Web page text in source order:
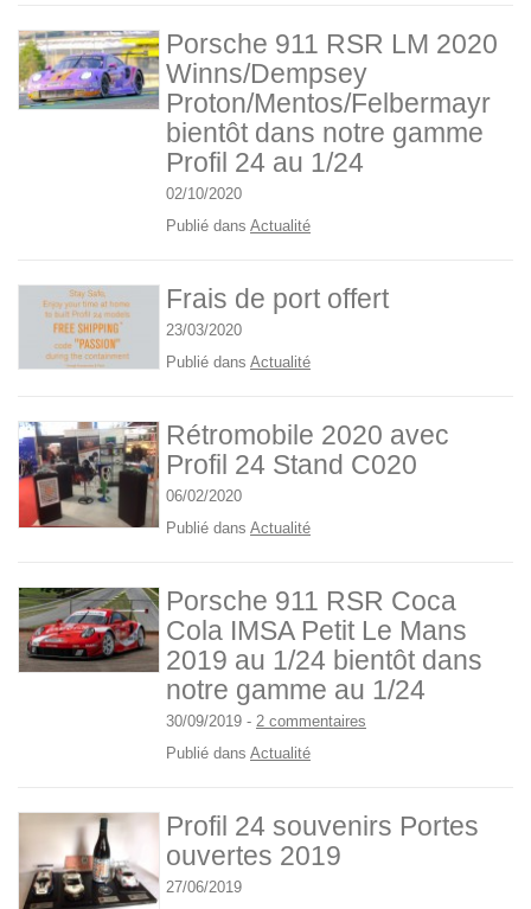
Porsche 911 RSR LM 2020
Winns/Dempsey
Proton/Mentos/Felbermayr
bientôt dans notre gamme
Profil 24 au 1/24
02/10/2020
Publié dans Actualité
Frais de port offert
23/03/2020
Publié dans Actualité
Rétromobile 2020 avec
Profil 24 Stand C020
06/02/2020
Publié dans Actualité
Porsche 911 RSR Coca
Cola IMSA Petit Le Mans
2019 au 1/24 bientôt dans
notre gamme au 1/24
30/09/2019 - 2 commentaires
Publié dans Actualité
Profil 24 souvenirs Portes
ouvertes 2019
27/06/2019